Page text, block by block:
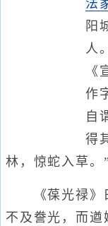
法
阳
人
《
作
自
得
林，惊蛇入草。”
《葆光禄》
不及誊光，而遒